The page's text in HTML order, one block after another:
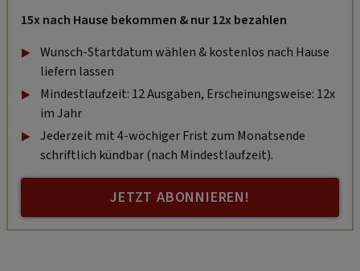
15x nach Hause bekommen & nur 12x bezahlen
Wunsch-Startdatum wählen & kostenlos nach Hause
liefern lassen
Mindestlaufzeit: 12 Ausgaben, Erscheinungsweise: 12x
im Jahr
Jederzeit mit 4-wöchiger Frist zum Monatsende
schriftlich kündbar (nach Mindestlaufzeit).
JETZT ABONNIEREN!